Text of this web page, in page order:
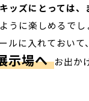
ッズにとっては、
うに楽しめるでし
ルに入れておいて、
示場へ お出か